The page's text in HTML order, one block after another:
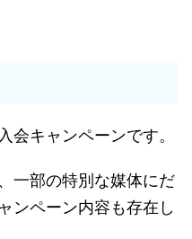
会キャンペーンです。
一部の特別な媒体にだ
ンペーン内容も存在し